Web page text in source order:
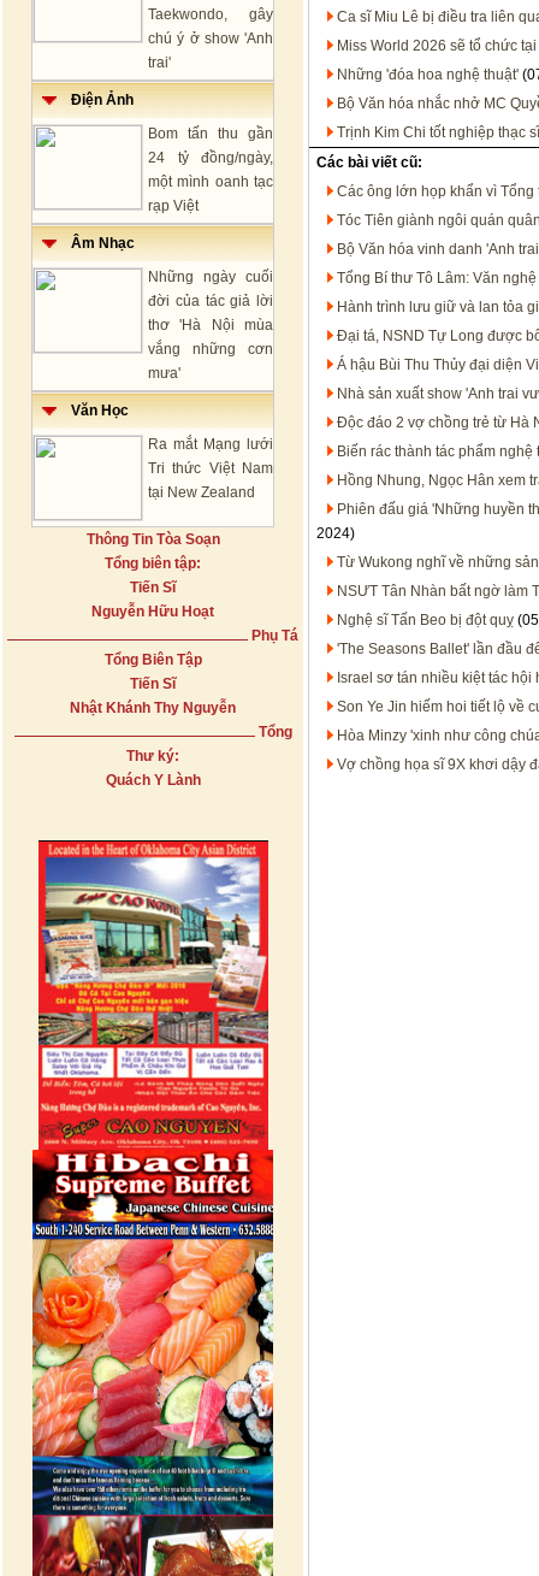
Taekwondo, gây
chú ý ở show 'Anh
trai'
Điện Ảnh
Bom tấn thu gần
24 tỷ đồng/ngày,
một mình oanh tạc
rạp Việt
Âm Nhạc
Những ngày cuối
đời của tác giả lời
thơ 'Hà Nội mùa
vắng những cơn
mưa'
Văn Học
Ra mắt Mạng lưới
Tri thức Việt Nam
tại New Zealand
Thông Tin Tòa Soạn
Tổng biên tập:
Tiến Sĩ
Nguyễn Hữu Hoạt
Phụ Tá
Tổng Biên Tập
Tiến Sĩ
Nhật Khánh Thy Nguyễn
Tổng
Thư ký:
Quách Y Lành
Ca sĩ Miu Lê bị điều tra liên
Miss World 2026 sẽ tổ chức
Những 'đóa hoa nghệ thuật'
Bộ Văn hóa nhắc nhở MC
Trịnh Kim Chi tốt nghiệp thạc
Các bài viết cũ:
Các ông lớn họp khẩn vì Tổng
Tóc Tiên giành ngôi quán
Bộ Văn hóa vinh danh 'Anh
Tổng Bí thư Tô Lâm: Văn
Hành trình lưu giữ và lan tỏa
Đại tá, NSND Tự Long được
Á hậu Bùi Thu Thủy đại diện
Nhà sản xuất show 'Anh trai
Độc đáo 2 vợ chồng trẻ từ Hà
Biến rác thành tác phẩm nghệ
Hồng Nhung, Ngọc Hân xem
Phiên đấu giá 'Những huyền
2024)
Từ Wukong nghĩ về những
NSƯT Tân Nhàn bất ngờ làm
Nghệ sĩ Tấn Beo bị đột quỵ
'The Seasons Ballet' lần đầu
Israel sơ tán nhiều kiệt tác hội
Son Ye Jin hiếm hoi tiết lộ về
Hòa Minzy 'xinh như công
Vợ chồng họa sĩ 9X khơi dậy